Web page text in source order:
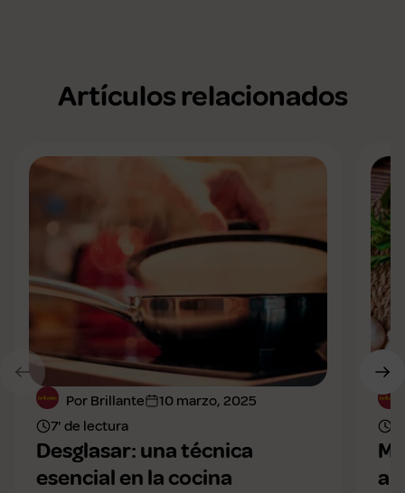
Artículos relacionados
Por Brillante
10 marzo, 2025
7' de lectura
Desglasar: una técnica
esencial en la cocina